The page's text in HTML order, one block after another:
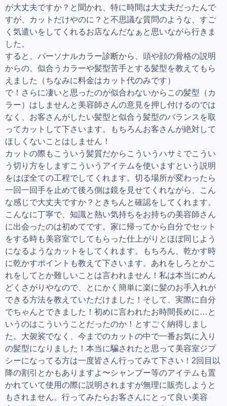
が大丈夫ですか？と聞かれ、特に時間は大丈夫だったんで
すが、カットだけやのに？と不思議な質問のような、すご
く気遣いをしてくれるお店なんだなぁと思いながら行きま
した。
すると、パーソナルカラー診断から、頭や顔の骨格の説明
からの、似合うカラーや髪型苦手とする髪型を教えてもら
えました（ちなみに料金はカット代のみです）
で！さらに凄いと思ったのが似合わないからこの髪型（カ
ラー）はしませんと美容師さんの意見を押し付けるのでは
なく、お客さんがしたい髪型と似合う髪型のバランスを取
ってカットして下さいます。もちろんお客さんが絶対して
ほしくないことはしません！
カットの際もこういう髪質だからこういうハサミでこうい
う切り方をしますこういうアイテムを使いますという説明
をはぼ全ての工程でしてくれます。切る場所が変わったら
一回一回手を止めて後ろ側は鏡を見せてくれながら、こん
な感じで大丈夫ですか？ときちんと確認をしてくれます。
こんなに丁寧で、知識と熱い気持ちをお持ちの美容師さん
に出会ったのは初めてです。家に帰ってから自分でセット
をする時も美容室でしてもらった仕上がりとほぼ同じよう
になるようなカットをしてくれます。もちろん、乾かす時
に乾かすポイントも教えて下さいます。あれをしろとかこ
れをしてとか難しいことは言われません！私は本当にめん
どくさがりやなので、とにかく簡単に楽に髪のお手入れが
できる方法を教えていただけました！そして、実際に自分
でちゃんとできました！初めに言われたお時間長めに…と
いうのはこういうことだったのか！とすごく納得しまし
た。大袈裟でなく、今までのカットの中で一番お気に入り
の髪型になりました！本当に騙されたと思って美容室ジプ
シーになってる方は一度皆さん行ってみて下さい！2回目以
降の割引とかもありますよ〜シャンプー等のアイテムも置
かれていて使用の際に説明されますが無理に販売しようと
もされません。行ってみたらお客さんにとって良い美容